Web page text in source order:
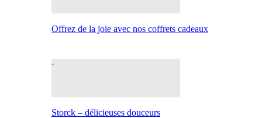
Offrez de la joie avec nos coffrets cadeaux
Storck – délicieuses douceurs